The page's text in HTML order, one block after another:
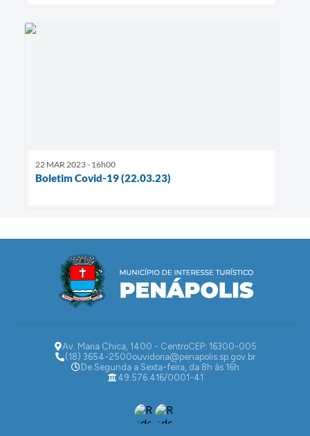
22 MAR 2023 - 16h00
Boletim Covid-19 (22.03.23)
Av. Maria Chica, 1400 - CentroCEP: 16300-005
(18) 3654-2500ouvidoria@penapolis.sp.gov.br
De Segunda a Sexta-feira, da 8h às 16h
49.576.416/0001-41